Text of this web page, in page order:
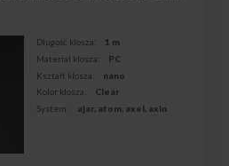
Długość klosza:
1 m
Materiał klosza:
PC
Kształt klosza:
nano
Kolor klosza:
Clear
System:
ajar, atom, axel, axin